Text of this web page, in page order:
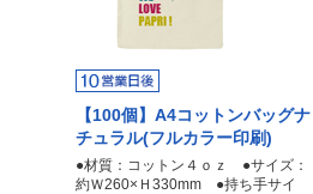
【100個】A4コットンバッグナ
チュラル(フルカラー印刷)
●材質：コットン４ｏｚ ●サイズ：
約Ｗ260×Ｈ330mm ●持ち手サイ